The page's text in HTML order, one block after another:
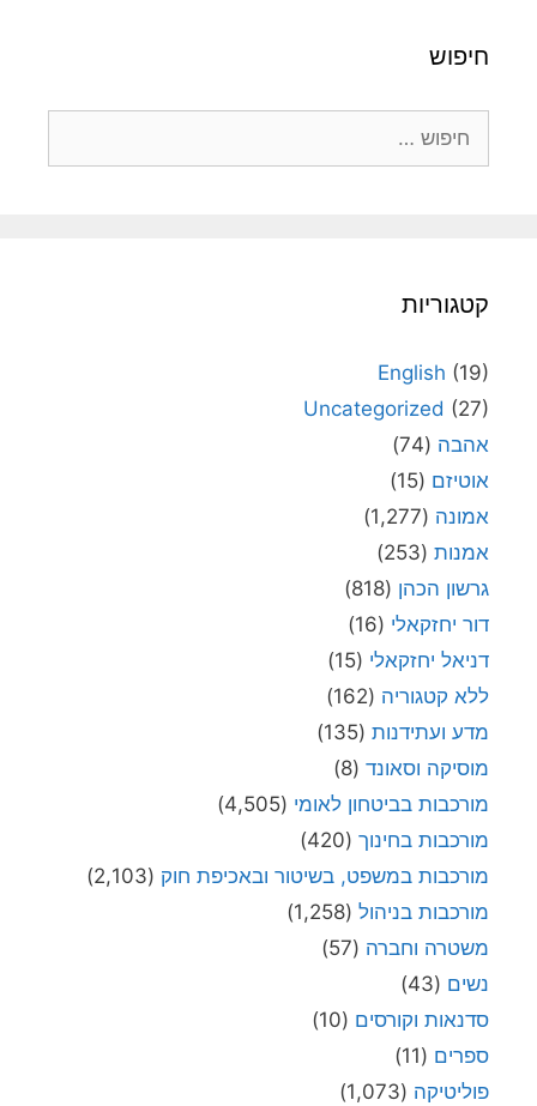
חיפוש
קטגוריות
English (19)
Uncategorized (27)
אהבה (74)
אוטיזם (15)
אמונה (1,277)
אמנות (253)
גרשון הכהן (818)
דור יחזקאלי (16)
דניאל יחזקאלי (15)
ללא קטגוריה (162)
מדע ועתידנות (135)
מוסיקה וסאונד (8)
מורכבות בביטחון לאומי (4,505)
מורכבות בחינוך (420)
מורכבות במשפט, בשיטור ובאכיפת חוק (2,103)
מורכבות בניהול (1,258)
משטרה וחברה (57)
נשים (43)
סדנאות וקורסים (10)
ספרים (11)
פוליטיקה (1,073)